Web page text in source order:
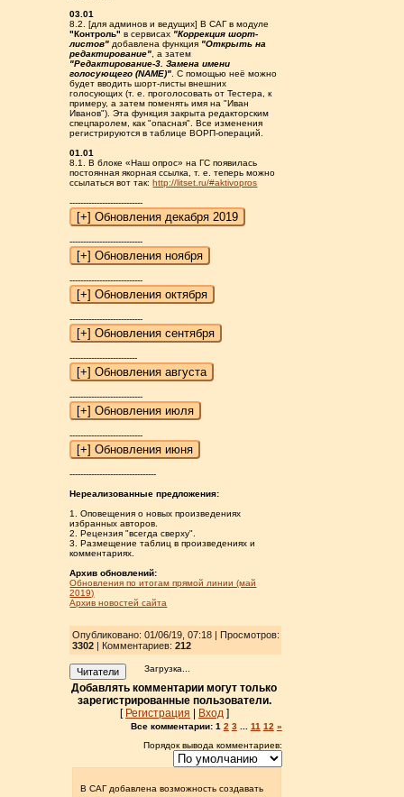
03.01
8.2. [для админов и ведущих] В САГ в модуле
"Контроль" в сервисах "Коррекция шорт-
листов" добавлена функция "Открыть на
редактирование" , а затем
"Редактирование-3. Замена имени
голосующего (NAME)" . С помощью неё можно
будет вводить шорт-листы внешних
голосующих (т. е. проголосовать от Тестера, к
примеру, а затем поменять имя на "Иван
Иванов"). Эта функция закрыта редакторским
спецпаролем, как "опасная". Все изменения
регистрируются в таблице ВОРП-операций.
01.01
8.1. В блоке «Наш опрос» на ГС появилась
постоянная якорная ссылка, т. е. теперь можно
ссылаться вот так:http://litset.ru/#aktivopros
---------------------------
---------------------------
---------------------------
---------------------------
-------------------------
---------------------------
---------------------------
--------------------------------
Нереализованные предложения:
1. Оповещения о новых произведениях
избранных авторов.
2. Рецензия "всегда сверху".
3. Размещение таблиц в произведениях и
комментариях.
Архив обновлений:
Обновления по итогам прямой линии (май
2019)
Архив новостей сайта
Опубликовано: 01/06/19, 07:18 | Просмотров:
3302| Комментариев: 212
Читатели Загрузка...
Добавлять комментарии могут только
зарегистрированные пользователи.
[ Регистрация Вход]
Все комментарии: 1 2 3 11 12 »
Порядок вывода комментариев:
В САГ добавлена возможность создавать